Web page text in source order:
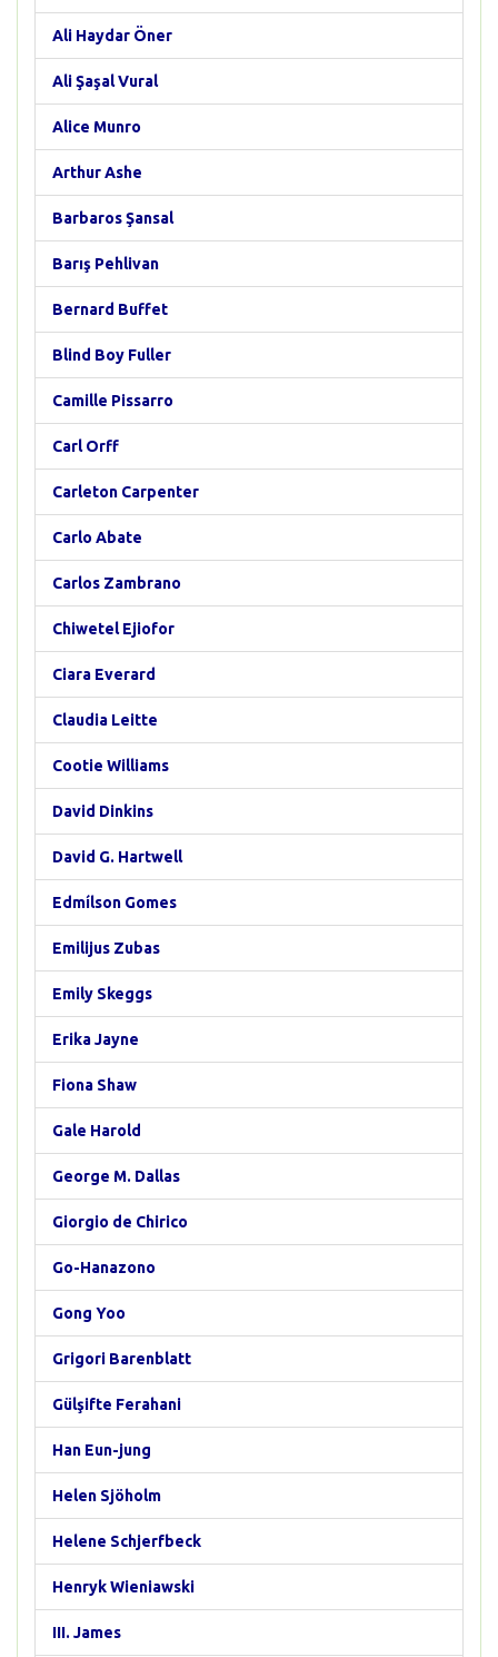
Ali Haydar Öner
Ali Şaşal Vural
Alice Munro
Arthur Ashe
Barbaros Şansal
Barış Pehlivan
Bernard Buffet
Blind Boy Fuller
Camille Pissarro
Carl Orff
Carleton Carpenter
Carlo Abate
Carlos Zambrano
Chiwetel Ejiofor
Ciara Everard
Claudia Leitte
Cootie Williams
David Dinkins
David G. Hartwell
Edmílson Gomes
Emilijus Zubas
Emily Skeggs
Erika Jayne
Fiona Shaw
Gale Harold
George M. Dallas
Giorgio de Chirico
Go-Hanazono
Gong Yoo
Grigori Barenblatt
Gülşifte Ferahani
Han Eun-jung
Helen Sjöholm
Helene Schjerfbeck
Henryk Wieniawski
III. James